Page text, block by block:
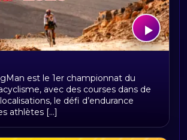
Direct : toute la saison 2026
du monde
sur Radio Sports
est le 1er championnat du
avec des courses dans de
le défi d’endurance
athlètes [...]